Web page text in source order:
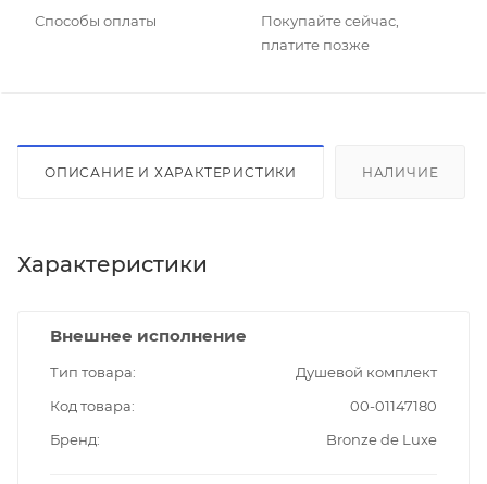
Способы оплаты
Покупайте сейчас,
платите позже
ОПИСАНИЕ И ХАРАКТЕРИСТИКИ НАЛИЧИЕ
Характеристики
Внешнее исполнение
Тип товара
Душевой комплект
Код товара
00-01147180
Бренд
Bronze de Luxe